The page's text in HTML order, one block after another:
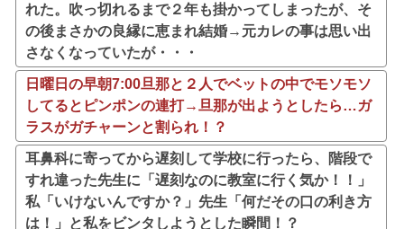
れた。吹っ切れるまで２年も掛かってしまったが、そ
の後まさかの良縁に恵まれ結婚→元カレの事は思い出
さなくなっていたが・・・
日曜日の早朝7:00旦那と２人でベットの中でモソモソ
してるとピンポンの連打→旦那が出ようとしたら…ガ
ラスがガチャーンと割られ！？
耳鼻科に寄ってから遅刻して学校に行ったら、階段で
すれ違った先生に「遅刻なのに教室に行く気か！！」
私「いけないんですか？」先生「何だその口の利き方
は！」と私をビンタしようとした瞬間！？